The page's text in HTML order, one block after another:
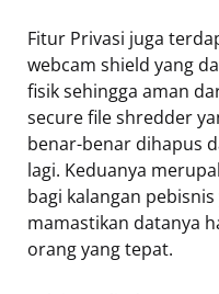
Fitur Privasi juga
webcam shield yang
fisik sehingga aman
secure file shredder
benar-benar dihapus
lagi. Keduanya
bagi kalangan
mamastikan datanya
orang yang tepat.